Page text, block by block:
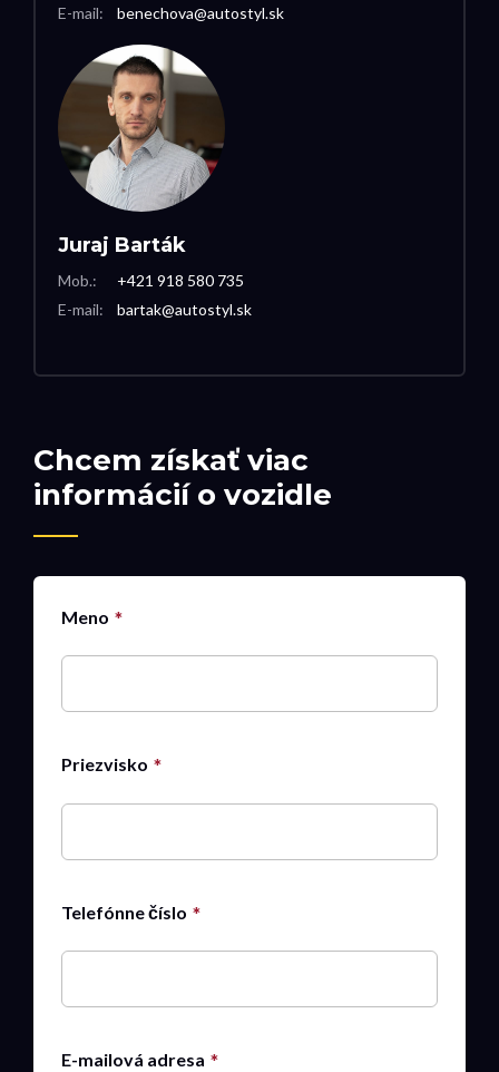
Chcem získať viac
informácií o vozidle
Meno
Priezvisko
Telefónne číslo
E-mailová adresa
E-mail:
benechova@autostyl.sk
Juraj Barták
Mob.:
E-mail:
+421 918 580 735
bartak@autostyl.sk